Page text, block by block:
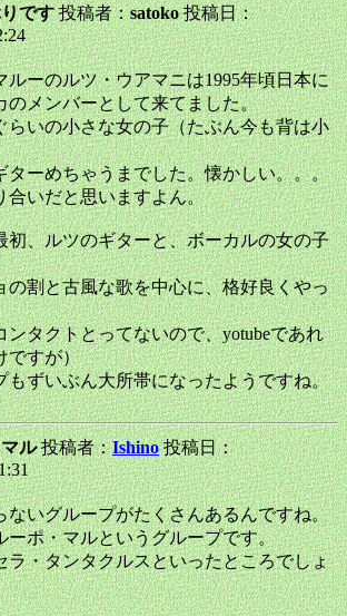
です投稿者：satoko投稿日：
ルーのルツ・ウアマニは1995年頃日本に
のメンバーとして来てました。
らいの小さな女の子（たぶん今も背は小
ターめちゃうまでした。懐かしい。。。
合いだと思いますよん。
初、ルツのギターと、ボーカルの女の子
の割と古風な歌を中心に、格好良くやっ
ンタクトとってないので、yotubeであれ
ですが）
もずいぶん大所帯になったようですね。
ル投稿者：Ishino 投稿日：
ないグループがたくさんあるんですね。
ーポ・マルというグループです。
ラ・タンタクルスといったところでしょ